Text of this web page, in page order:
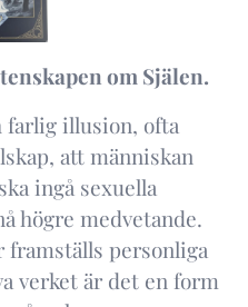
om Själen ​.
farlig illusion, ofta
att människan
ingå sexuella
högre medvetande.
framställs personliga
verket är det en form